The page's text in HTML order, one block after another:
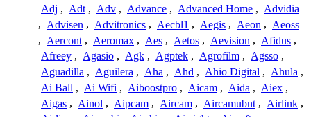
Adj , Adt , Adv , Advance , Advanced Home , Advidia
, Advisen , Advitronics , Aecbl1 , Aegis , Aeon , Aeoss
, Aercont , Aeromax , Aes , Aetos , Aevision , Afidus ,
Afreey , Agasio , Agk , Agptek , Agrofilm , Agsso ,
Aguadilla , Aguilera , Aha , Ahd , Ahio Digital , Ahula ,
Ai Ball , Ai Wifi , Aiboostpro , Aicam , Aida , Aiex ,
Aigas , Ainol , Aipcam , Aircam , Aircamubnt , Airlink ,